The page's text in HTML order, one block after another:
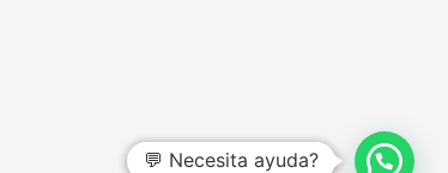
💬 Necesita ayuda?